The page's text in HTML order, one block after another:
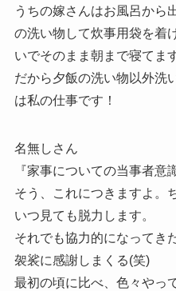
うちの嫁さんはお風呂から
の洗い物して炊事用袋を着
いでそのまま朝まで寝てます
だから夕飯の洗い物以外洗
は私の仕事です！
名無しさん
『家事についての当事者意
そう、これにつきますよ。
いつ見ても脱力します。
それでも協力的になってき
袈裟に感謝しまくる(笑)
最初の頃に比べ、色々やっ